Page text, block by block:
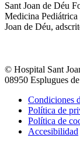
Sant Joan de Déu
Medicina
Joan de Déu,
© Hospital Sant
08950 Esplugues
Condiciones
Política de
Política de
Accesibilidad